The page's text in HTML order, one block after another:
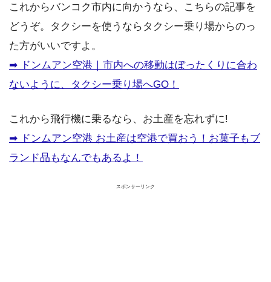
これからバンコク市内に向かうなら、こちらの記事を
どうぞ。タクシーを使うならタクシー乗り場からのっ
た方がいいですよ。
➡︎ ドンムアン空港｜市内への移動はぼったくりに合わ
ないように、タクシー乗り場へGO！
これから飛行機に乗るなら、お土産を忘れずに!
➡︎ ドンムアン空港 お土産は空港で買おう！お菓子もブ
ランド品もなんでもあるよ！
スポンサーリンク